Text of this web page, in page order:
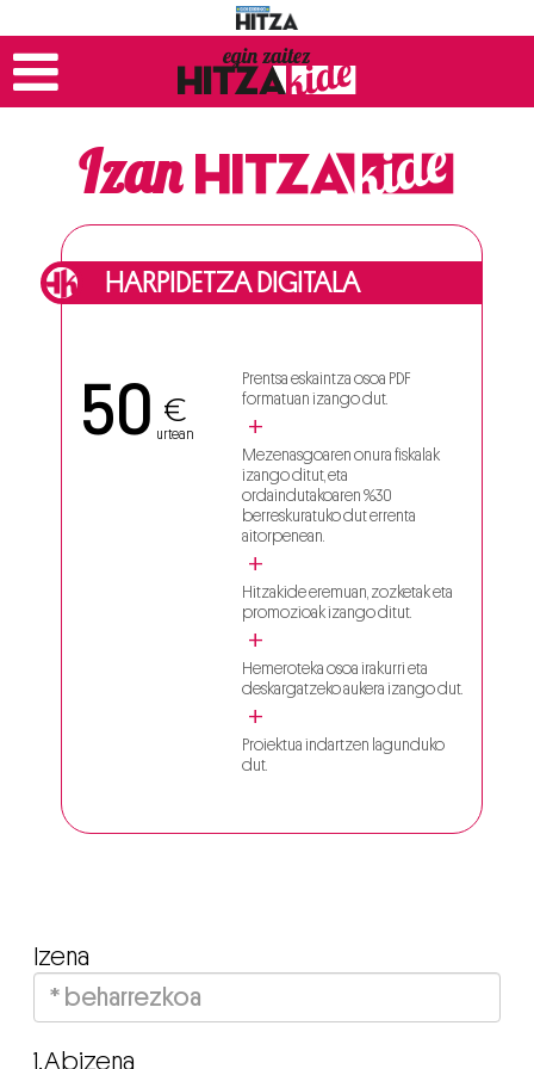
Izan
HARPIDETZA DIGITALA
50 €
urtean
Prentsa eskaintza osoa PDF
formatuan izango dut.
Mezenasgoaren onura fiskalak
izango ditut, eta
ordaindutakoaren %30
berreskuratuko dut errenta
aitorpenean.
Hitzakide eremuan, zozketak eta
promozioak izango ditut.
Hemeroteka osoa irakurri eta
deskargatzeko aukera izango dut.
Proiektua indartzen lagunduko
dut.
Izena
1.Abizena